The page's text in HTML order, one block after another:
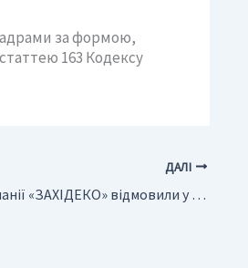
за формою,
163 Кодексу
ДАЛІ
Компанії «ЗАХІДЕКО» відмовили у продовженні ліцензії на видобуток глини